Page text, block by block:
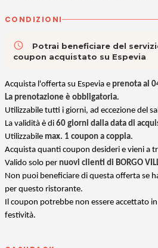
CONDIZIONI
access_time
Potrai beneficiare del
coupon acquistato su Espevia
Acquista l'offerta su Espevia e prenota al
La prenotazione è obbligatoria.
Utilizzabile tutti i giorni, ad eccezione del
La validità è di 60 giorni dalla data di
Utilizzabile max. 1 coupon a coppia.
Acquista quanti coupon desideri e vieni a
Valido solo per nuovi clienti di BORGO
Non puoi beneficiare di questa offerta se
per questo ristorante.
Il coupon potrebbe non essere accettato
festività.